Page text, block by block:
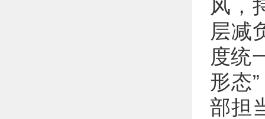
风，
层减
度统
形态
部担